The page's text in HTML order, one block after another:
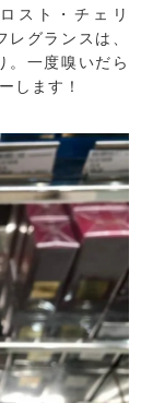
スト・チェリ
グランスは、
。一度嗅いだら
します！